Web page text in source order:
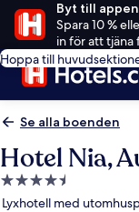
Byt till appen
Spara 10 %
in för att tjäna
Hoppa till
Se alla boenden
Hotel Nia,
4.5-
stjärnigt
Lyxhotell med